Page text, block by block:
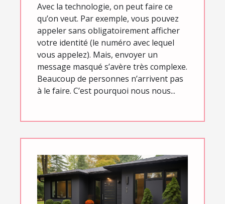
Avec la technologie, on peut faire ce
qu’on veut. Par exemple, vous pouvez
appeler sans obligatoirement afficher
votre identité (le numéro avec lequel
vous appelez). Mais, envoyer un
message masqué s’avère très complexe.
Beaucoup de personnes n’arrivent pas
à le faire. C’est pourquoi nous nous...